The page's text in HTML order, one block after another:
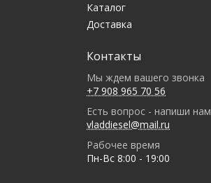
Каталог
Доставка
Контакты
Мы ждем вашего звонка
+7 908 965 70 56
Есть вопрос - напиши нам
vladdiesel@mail.ru
Рабочее время
Пн-Вс 8:00 - 19:00